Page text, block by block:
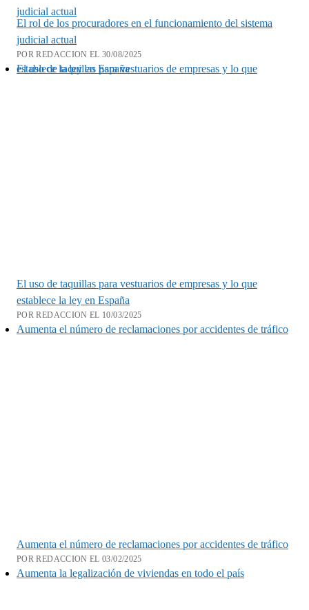
judicial actual
El rol de los procuradores en el funcionamiento del sistema
judicial actual
POR REDACCION EL 30/08/2025
El uso de taquillas para vestuarios de empresas y lo que establece la ley en España
El uso de taquillas para vestuarios de empresas y lo que
establece la ley en España
POR REDACCION EL 10/03/2025
Aumenta el número de reclamaciones por accidentes de tráfico
Aumenta el número de reclamaciones por accidentes de tráfico
POR REDACCION EL 03/02/2025
Aumenta la legalización de viviendas en todo el país